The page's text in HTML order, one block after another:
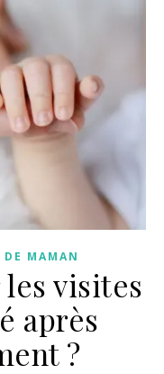
MAMAN
visites
après
?